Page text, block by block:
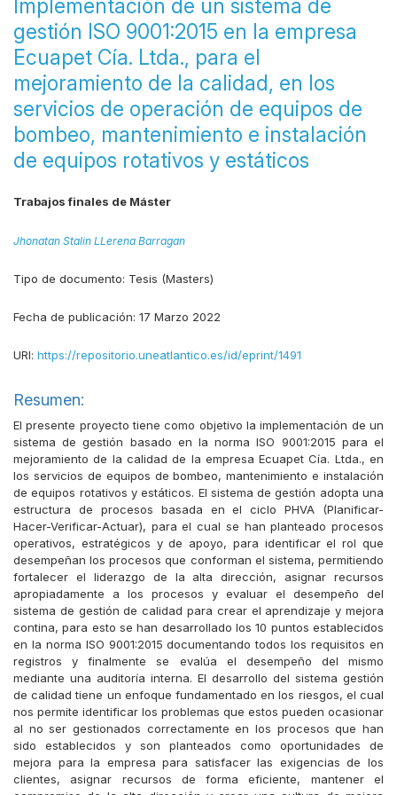
Implementación de un sistema de
gestión ISO 9001:2015 en la empresa
Ecuapet Cía. Ltda., para el
mejoramiento de la calidad, en los
servicios de operación de equipos de
bombeo, mantenimiento e instalación
de equipos rotativos y estáticos
Trabajos finales de Máster
Jhonatan Stalin LLerena Barragan
Tipo de documento: Tesis (Masters)
Fecha de publicación: 17 Marzo 2022
URI: https://repositorio.uneatlantico.es/id/eprint/1491
Resumen:
El presente proyecto tiene como objetivo la implementación de un
sistema de gestión basado en la norma ISO 9001:2015 para el
mejoramiento de la calidad de la empresa Ecuapet Cía. Ltda., en
los servicios de equipos de bombeo, mantenimiento e instalación
de equipos rotativos y estáticos. El sistema de gestión adopta una
estructura de procesos basada en el ciclo PHVA (Planificar-
Hacer-Verificar-Actuar), para el cual se han planteado procesos
operativos, estratégicos y de apoyo, para identificar el rol que
desempeñan los procesos que conforman el sistema, permitiendo
fortalecer el liderazgo de la alta dirección, asignar recursos
apropiadamente a los procesos y evaluar el desempeño del
sistema de gestión de calidad para crear el aprendizaje y mejora
contina, para esto se han desarrollado los 10 puntos establecidos
en la norma ISO 9001:2015 documentando todos los requisitos en
registros y finalmente se evalúa el desempeño del mismo
mediante una auditoría interna. El desarrollo del sistema gestión
de calidad tiene un enfoque fundamentado en los riesgos, el cual
nos permite identificar los problemas que estos pueden ocasionar
al no ser gestionados correctamente en los procesos que han
sido establecidos y son planteados como oportunidades de
mejora para la empresa para satisfacer las exigencias de los
clientes, asignar recursos de forma eficiente, mantener el